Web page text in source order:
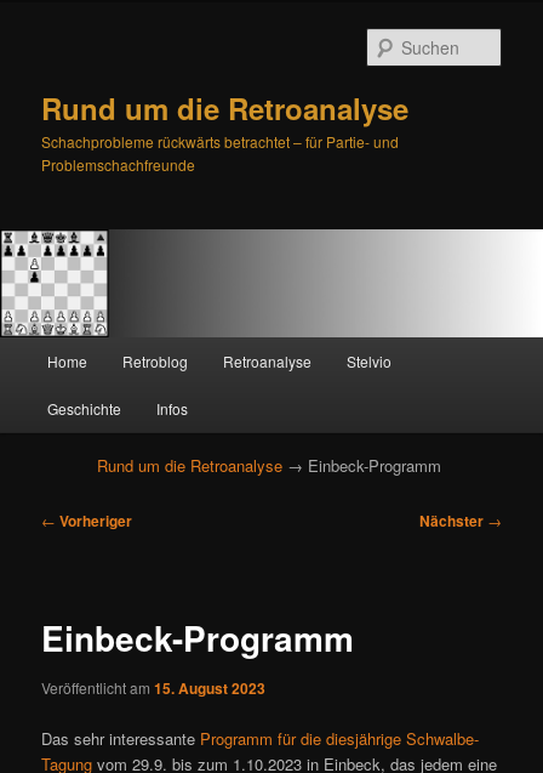
Rund um die Retroanalyse
Schachprobleme rückwärts betrachtet – für Partie- und
Problemschachfreunde
Zum
primären
Inhalt
springen
Zum
sekundären
Inhalt
springen
Home Retroblog Retroanalyse Stelvio
Geschichte Infos
Rund um die Retroanalyse → Einbeck-Programm
B
a
s
a
← Vorheriger Nächster →
Einbeck-Programm
Veröffentlicht am15. August 2023
Das sehr interessante Programm für die diesjährige Schwalbe-
Tagung vom 29.9. bis zum 1.10.2023 in Einbeck, das jedem eine